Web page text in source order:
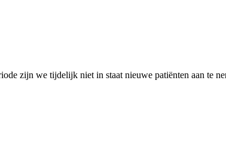
zijn we tijdelijk niet in staat nieuwe patiënten aan te